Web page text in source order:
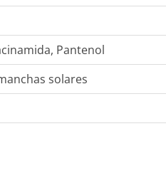
Pantenol
solares